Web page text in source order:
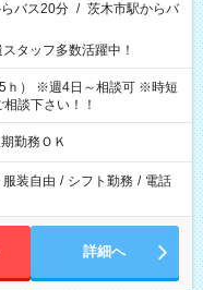
バス20分 / 茨木市駅からバ
タッフ多数活躍中！
ｈ） ※週4日～相談可 ※時短
談下さい！！
勤務ＯＫ
服装自由 / シフト勤務 / 電話
詳細へ